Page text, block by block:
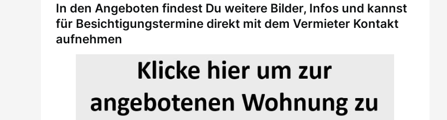
In den Angeboten findest Du weitere Bilder, Infos und kannst
für Besichtigungstermine direkt mit dem Vermieter Kontakt
aufnehmen